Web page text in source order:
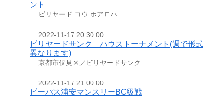
ント
ビリヤード コウ ホアロハ
2022-11-17 20:30:00
ビリヤードサンク ハウストーナメント(週で形式
異なります)
京都市伏見区／ビリヤードサンク
2022-11-17 21:00:00
ビーパス浦安マンスリーBC級戦